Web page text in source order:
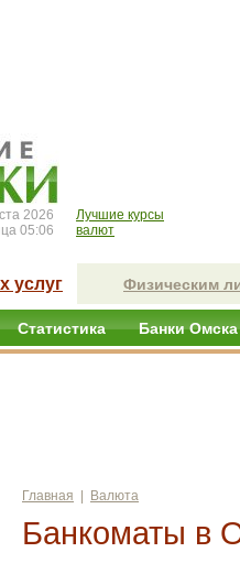
2026
05:06
Лучшие курсы
валют
услуг Физическим
Статистика Банки Омска
Главная Валюта
Банкоматы в